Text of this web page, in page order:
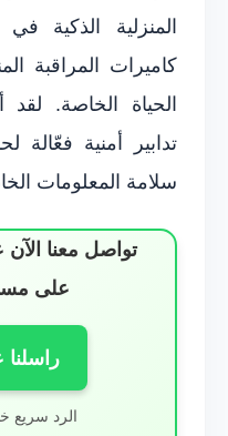
المنزلية الذكية
كاميرات المراقبة
الحياة الخاصة.
تدابير أمنية فعّالة
سلامة المعلومات
تواصل معنا
على
الرد سريع